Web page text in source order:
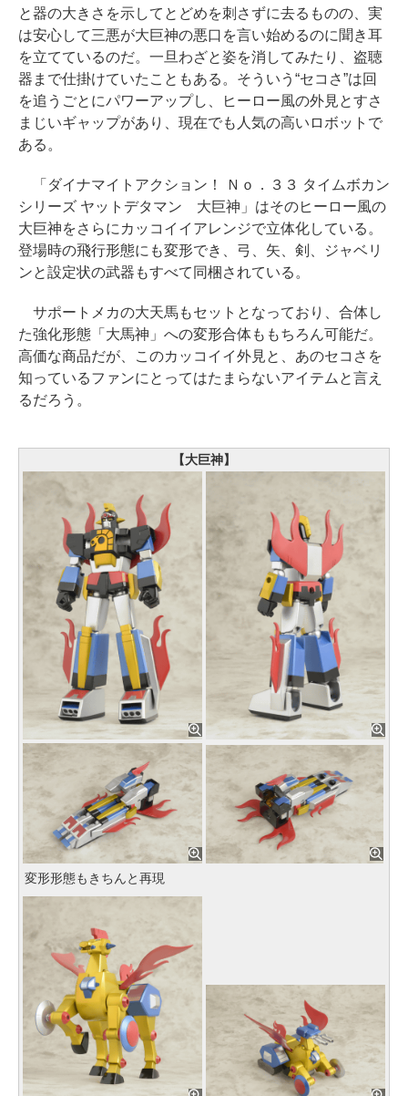
と器の大きさを示してとどめを刺さずに去るものの、実
は安心して三悪が大巨神の悪口を言い始めるのに聞き耳
を立てているのだ。一旦わざと姿を消してみたり、盗聴
器まで仕掛けていたこともある。そういう“セコさ”は回
を追うごとにパワーアップし、ヒーロー風の外見とすさ
まじいギャップがあり、現在でも人気の高いロボットで
ある。
「ダイナマイトアクション！ Ｎｏ．３３ タイムボカン
シリーズ ヤットデタマン 大巨神」はそのヒーロー風の
大巨神をさらにカッコイイアレンジで立体化している。
登場時の飛行形態にも変形でき、弓、矢、剣、ジャベリ
ンと設定状の武器もすべて同梱されている。
サポートメカの大天馬もセットとなっており、合体し
た強化形態「大馬神」への変形合体ももちろん可能だ。
高価な商品だが、このカッコイイ外見と、あのセコさを
知っているファンにとってはたまらないアイテムと言え
るだろう。
【大巨神】
変形形態もきちんと再現